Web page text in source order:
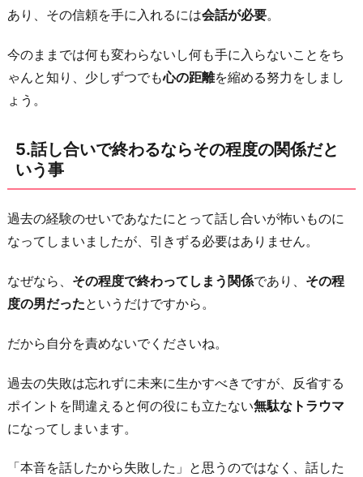
あり、その信頼を手に入れるには会話が必要。
今のままでは何も変わらないし何も手に入らないことをち
ゃんと知り、少しずつでも心の距離を縮める努力をしまし
ょう。
5.話し合いで終わるならその程度の関係だと
いう事
過去の経験のせいであなたにとって話し合いが怖いものに
なってしまいましたが、引きずる必要はありません。
なぜなら、 その程度で終わってしまう関係であり、 その程
度の男だったというだけですから。
だから自分を責めないでくださいね。
過去の失敗は忘れずに未来に生かすべきですが、反省する
ポイントを間違えると何の役にも立たない無駄なトラウマ
になってしまいます。
「本音を話したから失敗した」と思うのではなく、話した